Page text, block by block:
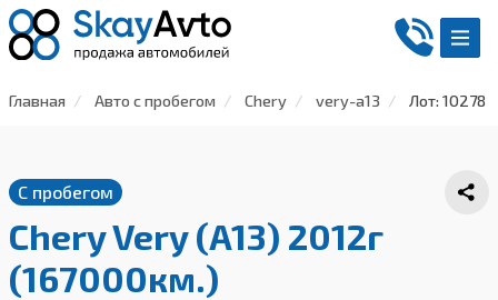
Главная Авто с пробегом Chery very-a13 Лот: 10278
С пробегом
Chery Very (A13) 2012г
(167000км.)